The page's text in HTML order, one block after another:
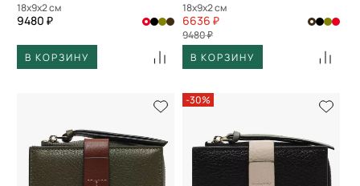
18x9x2 см
9480 ₽
В КОРЗИНУ
18x9x2 см
6636 ₽
9480 ₽
В КОРЗИНУ
-30%